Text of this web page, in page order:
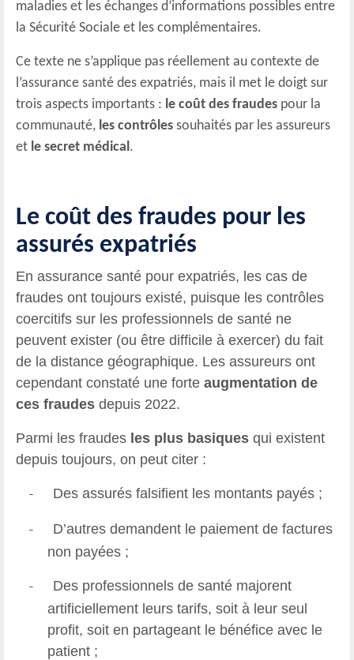
maladies et les échanges d’informations possibles entre
la Sécurité Sociale et les complémentaires.
Ce texte ne s’applique pas réellement au contexte de
l’assurance santé des expatriés, mais il met le doigt sur
trois aspects importants : le coût des fraudes pour la
communauté, les contrôles souhaités par les assureurs
et le secret médical.
Le coût des fraudes pour les
assurés expatriés
En assurance santé pour expatriés, les cas de
fraudes ont toujours existé, puisque les contrôles
coercitifs sur les professionnels de santé ne
peuvent exister (ou être difficile à exercer) du fait
de la distance géographique. Les assureurs ont
cependant constaté une forte augmentation de
ces fraudes depuis 2022.
Parmi les fraudes les plus basiques qui existent
depuis toujours, on peut citer :
- Des assurés falsifient les montants payés ;
-
D’autres demandent le paiement de factures
non payées ;
-
Des professionnels de santé majorent
artificiellement leurs tarifs, soit à leur seul
profit, soit en partageant le bénéfice avec le
patient ;